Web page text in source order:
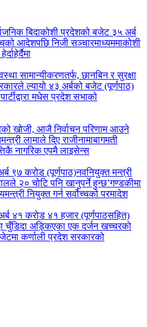
बिदाकोशी प्रदेशको बजेट ३५ अर्ब
कोशी
सामान्यीकरणतर्फ, छानबिन र सुरक्षा
ल्यायो ४३ अर्बको बजेट (पूर्णपाठ)
मधेस प्रदेश सभाको
खोजी, आजै निर्वाचन परिणाम आउने
लामाले दिए राजीनामाबागमती
नागरिक एपमै लाइसेन्स
९७ करोड (पूर्णपाठ)नवनियुक्त मन्त्री
२० चोटि पनि खानुपर्ने हुन्छ’गण्डकीमा
नियुक्त गर्न सर्वोच्चको परमादेश
४१ करोड ४१ हजार (पूर्णपाठसहित)
चुँडिदा अड्किएका एक दर्जन खच्चरको
कर्णाली प्रदेश सरकारको